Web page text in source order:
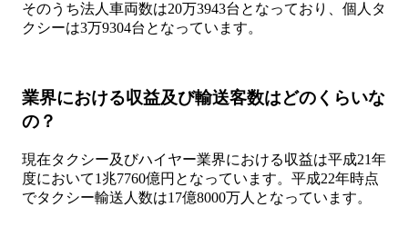
そのうち法人車両数は20万3943台となっており、個人タ
クシーは3万9304台となっています。
業界における収益及び輸送客数はどのくらいな
の？
現在タクシー及びハイヤー業界における収益は平成21年
度において1兆7760億円となっています。平成22年時点
でタクシー輸送人数は17億8000万人となっています。